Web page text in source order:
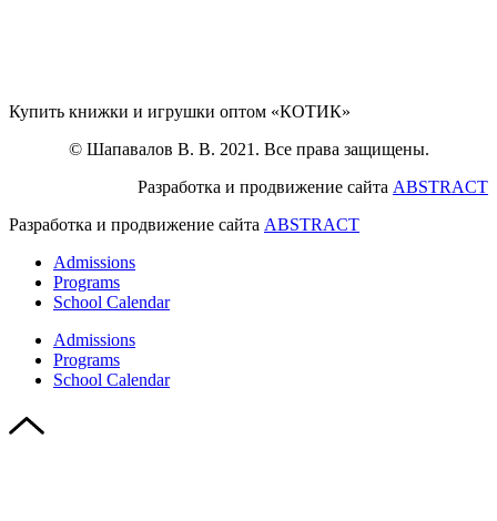
Купить книжки и игрушки оптом «КОТИК»
© Шапавалов В. В. 2021. Все права защищены.
Разработка и продвижение сайта ABSTRACT
Разработка и продвижение сайта ABSTRACT
Admissions
Programs
School Calendar
Admissions
Programs
School Calendar